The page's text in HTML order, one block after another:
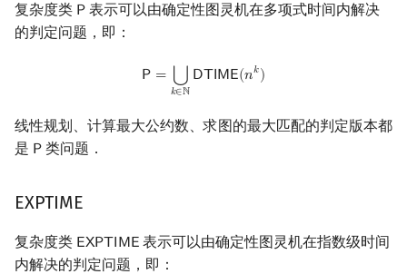
复杂度类 𝖯
P 表示可以由确定性图灵机在多项式时间内解决
的判定问题，即：
𝖯 = ⋃
𝑘∈ℕ
𝖣 𝖳 𝖨𝖬𝖤(𝑛𝑘)
P =⋃ k ∈ NDTIME(nk)
线性规划、计算最大公约数、求图的最大匹配的判定版本都
是 𝖯
P 类问题．
EXPTIME
复杂度类 𝖤𝖷𝖯𝖳 𝖨𝖬𝖤
EXPTIME
表示可以由确定性图灵机在指数级时间
内解决的判定问题，即：